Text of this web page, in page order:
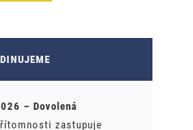
– Dovolená
zastupuje